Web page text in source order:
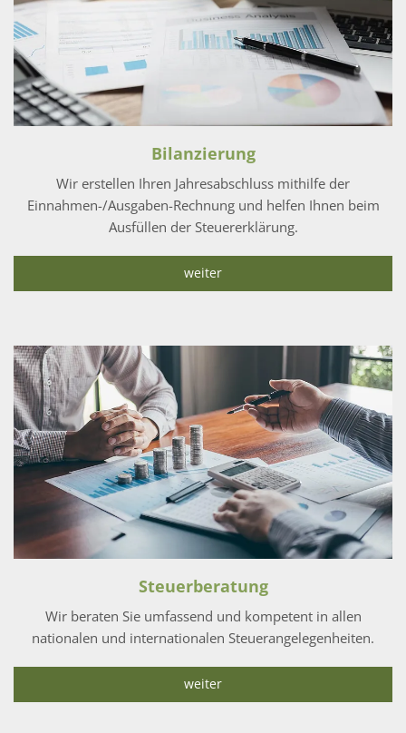
Bilanzierung
Wir erstellen Ihren Jahresabschluss mithilfe der
Einnahmen-/Ausgaben-Rechnung und helfen Ihnen beim
Ausfüllen der Steuererklärung.
weiter
Steuerberatung
Wir beraten Sie umfassend und kompetent in allen
nationalen und internationalen Steuerangelegenheiten.
weiter